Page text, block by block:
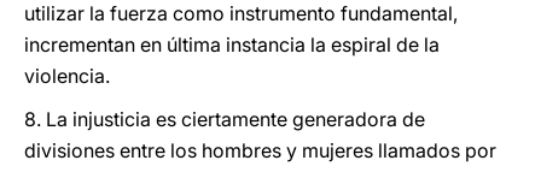
utilizar la fuerza como instrumento fundamental,
incrementan en última instancia la espiral de la
violencia.
8. La injusticia es ciertamente generadora de
divisiones entre los hombres y mujeres llamados por